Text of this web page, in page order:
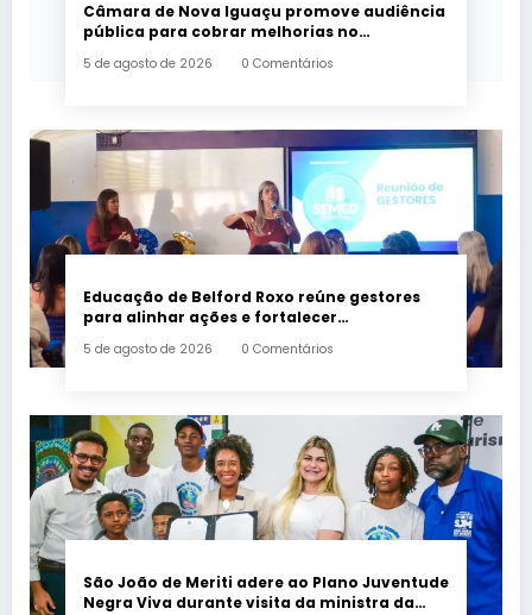
Câmara de Nova Iguaçu promove audiência
pública para cobrar melhorias no
5 de agosto de 2026 0 Comentários
Educação de Belford Roxo reúne gestores
para alinhar ações e fortalecer
5 de agosto de 2026 0 Comentários
São João de Meriti adere ao Plano Juventude
Negra Viva durante visita da ministra da